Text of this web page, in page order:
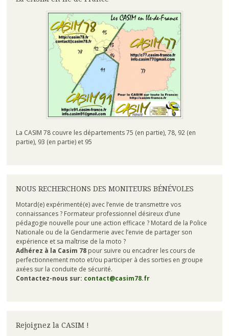
La CASIM 78 couvre les départements 75 (en partie), 78, 92 (en
partie), 93 (en partie) et 95
NOUS RECHERCHONS DES MONITEURS BÉNÉVOLES
Motard(e) expérimenté(e) avec l’envie de transmettre vos
connaissances ? Formateur professionnel désireux d’une
pédagogie nouvelle pour une action efficace ? Motard de la Police
Nationale ou de la Gendarmerie avec l’envie de partager son
expérience et sa maîtrise de la moto ?
Adhérez à la Casim 78pour suivre ou encadrer les cours de
perfectionnement moto et/ou participer à des sorties en groupe
axées sur la conduite de sécurité.
Contactez-nous sur: contact@casim78.fr
Rejoignez la CASIM !